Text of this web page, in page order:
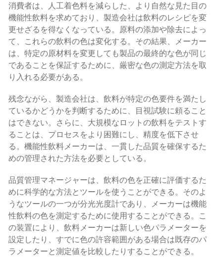
消費者は、人工着色料を減らした、より自然な見た目の
機能性飲料を求めており、製造会社は飲料のレシピを変
更せざるを得なくなっている。原料の添加や除去によっ
て、これらの飲料の色は変化する。その結果、メーカー
は、特定の原材料を変更しても製品の最終的な色が同じ
であることを保証するために、厳密な色の測定方法を取
り入れる必要がある。
残念ながら、製造会社は、飲料が特定の色要件を満たし
ているかどうかを判断するために、目視試験に頼ること
はできない。さらに、大規模なロットの飲料をテストす
ることは、プロセスをより困難にし、精度を低下させ
る。機能性飲料メーカーは、一貫した品質を確保するた
めの管理された方法を必要としている。
品質管理マネージャーは、飲料の色を正確に評価するた
めに科学的な方法とツールを使うことができる。そのよ
うなツールの一つが分光光度計であり、メーカーは機能
性飲料の色を測定するために使用することができる。こ
の装置により、飲料メーカーは新しい色パラメーターを
設定したり、すでに色の許容範囲がある場合は既存のパ
ラメーターと測定値を比較したりすることができる。